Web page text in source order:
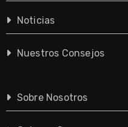
Noticias
Nuestros Consejos
Sobre Nosotros